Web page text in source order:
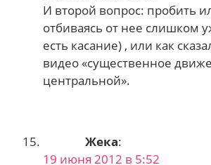
И второй вопрос: пробить
отбиваясь от нее слишком
есть касание) , или как
видео «существенное
центральной».
Жека:
19 июня 2012 в 5:52